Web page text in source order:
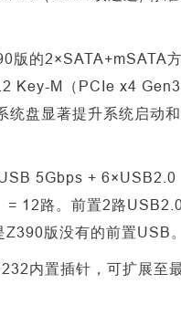
版的2×SATA+mSATA
Key-M（PCIe x4 Gen3
盘显著提升系统启动和
5Gbps + 6×USB2.0
= 12路。前置2路
版没有的前置USB。
内置插针，可扩展至